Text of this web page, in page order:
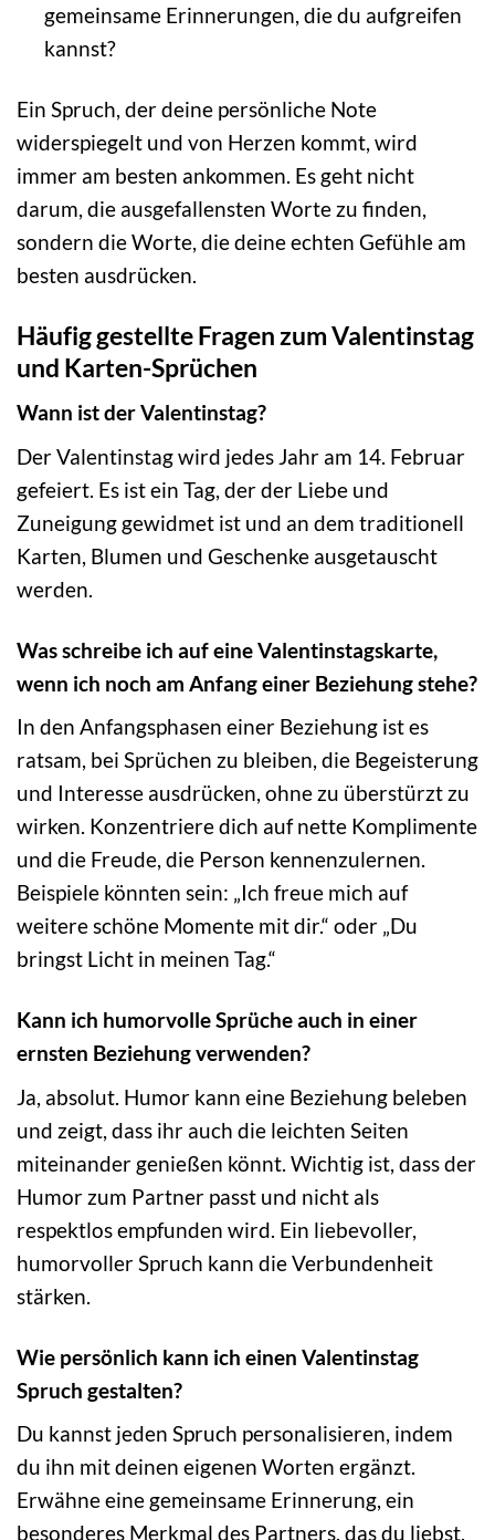
gemeinsame Erinnerungen, die du aufgreifen
kannst?
Ein Spruch, der deine persönliche Note
widerspiegelt und von Herzen kommt, wird
immer am besten ankommen. Es geht nicht
darum, die ausgefallensten Worte zu finden,
sondern die Worte, die deine echten Gefühle am
besten ausdrücken.
Häufig gestellte Fragen zum Valentinstag
und Karten-Sprüchen
Wann ist der Valentinstag?
Der Valentinstag wird jedes Jahr am 14. Februar
gefeiert. Es ist ein Tag, der der Liebe und
Zuneigung gewidmet ist und an dem traditionell
Karten, Blumen und Geschenke ausgetauscht
werden.
Was schreibe ich auf eine Valentinstagskarte,
wenn ich noch am Anfang einer Beziehung stehe?
In den Anfangsphasen einer Beziehung ist es
ratsam, bei Sprüchen zu bleiben, die Begeisterung
und Interesse ausdrücken, ohne zu überstürzt zu
wirken. Konzentriere dich auf nette Komplimente
und die Freude, die Person kennenzulernen.
Beispiele könnten sein: „Ich freue mich auf
weitere schöne Momente mit dir.“ oder „Du
bringst Licht in meinen Tag.“
Kann ich humorvolle Sprüche auch in einer
ernsten Beziehung verwenden?
Ja, absolut. Humor kann eine Beziehung beleben
und zeigt, dass ihr auch die leichten Seiten
miteinander genießen könnt. Wichtig ist, dass der
Humor zum Partner passt und nicht als
respektlos empfunden wird. Ein liebevoller,
humorvoller Spruch kann die Verbundenheit
stärken.
Wie persönlich kann ich einen Valentinstag
Spruch gestalten?
Du kannst jeden Spruch personalisieren, indem
du ihn mit deinen eigenen Worten ergänzt.
Erwähne eine gemeinsame Erinnerung, ein
besonderes Merkmal des Partners, das du liebst,